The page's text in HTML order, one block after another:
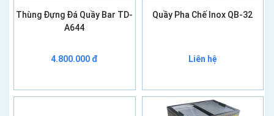
Thùng Đựng Đá Quầy Bar TD-
A644
4.800.000 đ
Quầy Pha Chế Inox QB-32
Liên hệ